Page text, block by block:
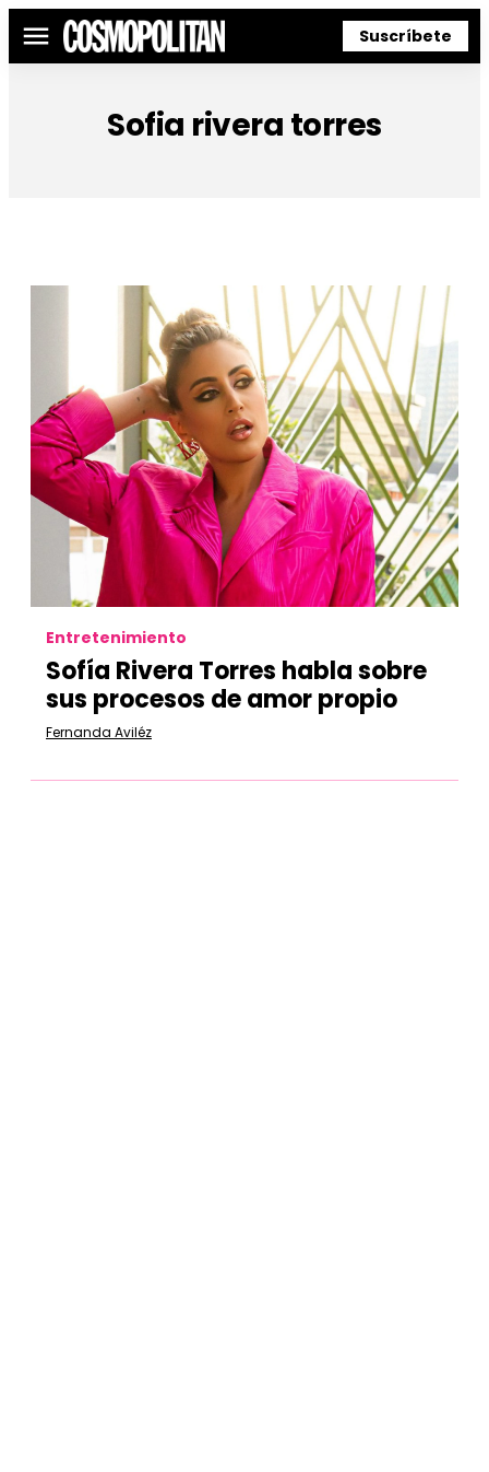
Menú Suscríbete
Sofia rivera torres
Entretenimiento
Sofía Rivera Torres habla sobre
sus procesos de amor propio
Fernanda Aviléz